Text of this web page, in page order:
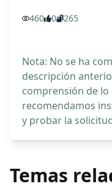
460 0 265
Nota: No se ha
descripción
comprensión de lo
recomendamos
y probar la
Temas